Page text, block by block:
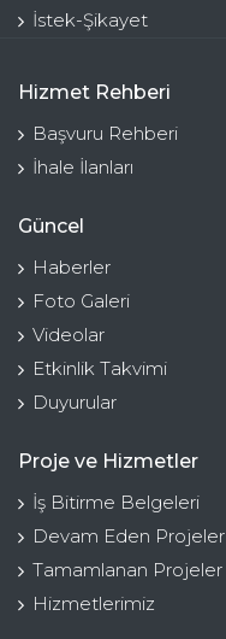
İstek-Şikayet
Hizmet Rehberi
Başvuru Rehberi
İhale İlanları
Güncel
Haberler
Foto Galeri
Videolar
Etkinlik Takvimi
Duyurular
Proje ve Hizmetler
İş Bitirme Belgeleri
Devam Eden Projeler
Tamamlanan Projeler
Hizmetlerimiz